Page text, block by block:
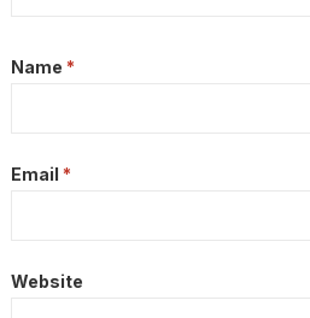
Name *
Email *
Website